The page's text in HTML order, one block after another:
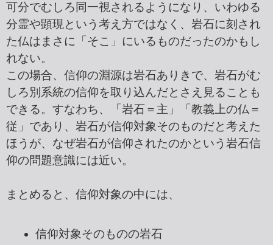
可分でむしろ同一視されるようになり、いわゆる
分霊や顕現という考え方ではなく、岩石に刻され
た仏はまさに「そこ」にいるものだったのかもし
れない。
この場合、信仰の淵源は岩石ありきで、岩石がむ
しろ別系統の信仰を取り込んだとさえ見ることも
できる。すなわち、「岩石＝主」「教義上の仏＝
従」であり、岩石が信仰対象そのものだと考えた
ほうが、なぜ岩石が信仰されたのかという岩石信
仰の問題意識には近い。
まとめると、信仰対象の中には、
信仰対象そのものの岩石